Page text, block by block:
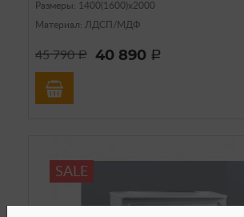
Размеры: 1400(1600)х2000
Материал: ЛДСП/МДФ
45 790a 40 890 a
SALE